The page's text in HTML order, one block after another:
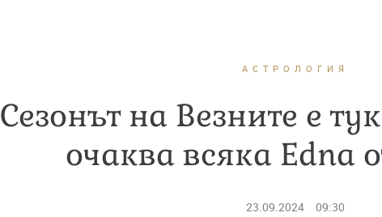
АСТРОЛОГИЯ
Сезонът на Везните е
очаква всяка Edna
23.09.2024 09:30